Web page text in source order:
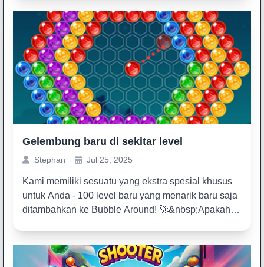
Gelembung baru di sekitar level
Stephan Jul 25, 2025
Kami memiliki sesuatu yang ekstra spesial khusus
untuk Anda - 100 level baru yang menarik baru saja
ditambahkan ke Bubble Around! 🚀&nbsp;Apakah